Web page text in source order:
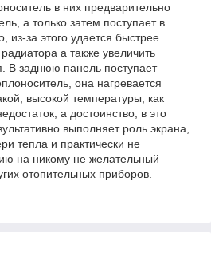
в них предварительно
а только затем поступает в
из-за этого удается быстрее
а также увеличить
В заднюю панель поступает
она нагревается
высокой температуры, как
а достоинство, в это
выполняет роль экрана,
тепла и практически не
на никому не желательный
отопительных приборов.